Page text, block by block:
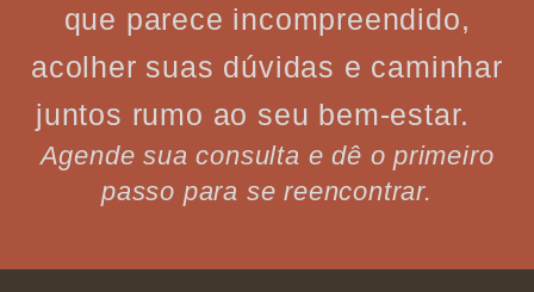
que parece incompreendido,
acolher suas dúvidas e caminhar
juntos rumo ao seu bem-estar.
Agende sua consulta e dê o primeiro
passo para se reencontrar.